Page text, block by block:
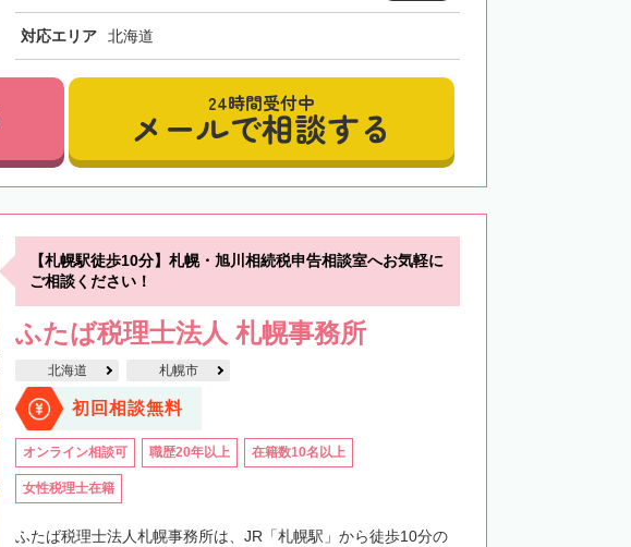
対応エリア 北海道
24時間受付中
メールで相談する
【札幌駅徒歩10分】札幌・旭川相続税申告相談室へお気軽に
ご相談ください！
ふたば税理士法人 札幌事務所
北海道 札幌市
初回相談無料
オンライン相談可 職歴20年以上 在籍数10名以上
女性税理士在籍
ふたば税理士法人札幌事務所は、JR「札幌駅」から徒歩10分の